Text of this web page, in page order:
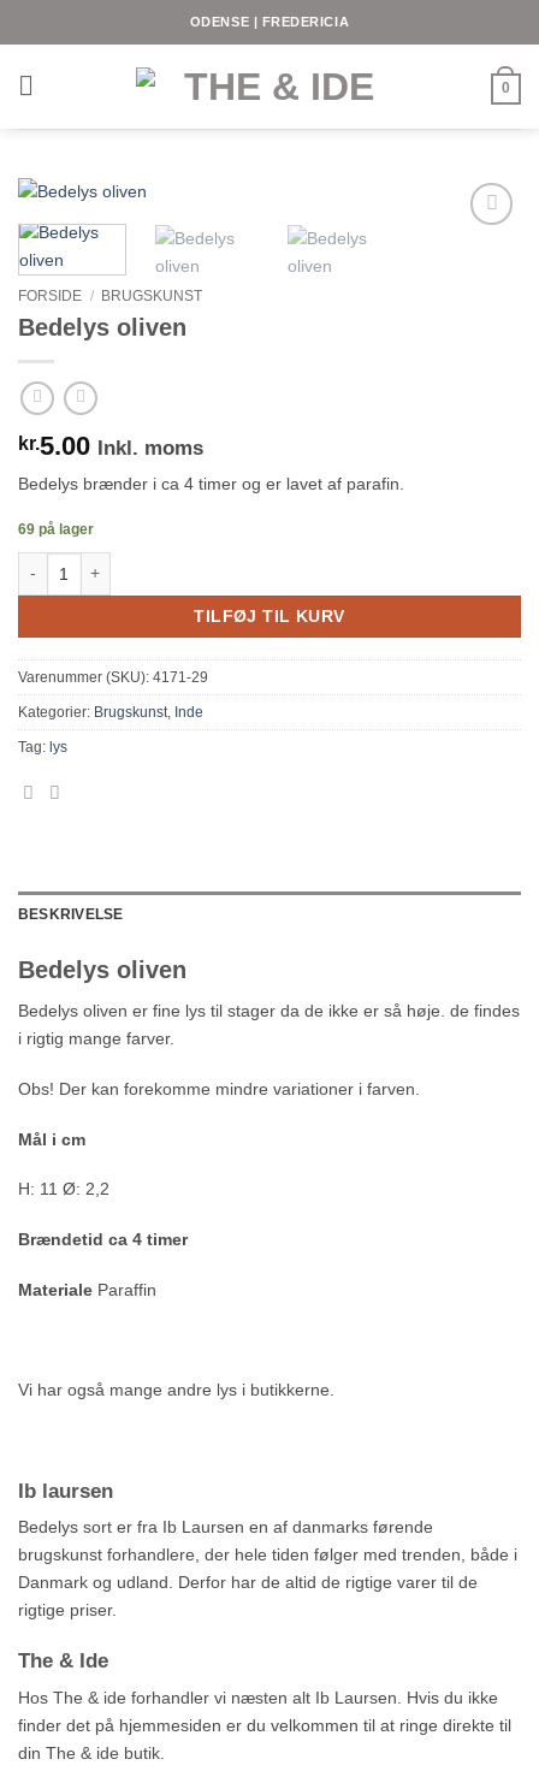
ODENSE | FREDERICIA
0
FORSIDE / BRUGSKUNST
Bedelys oliven
kr.5.00 Inkl. moms
Bedelys brænder i ca 4 timer og er lavet af parafin.
69 på lager
TILFØJ TIL KURV
Varenummer (SKU): 4171-29
Kategorier: Brugskunst, Inde
Tag: lys
BESKRIVELSE
Bedelys oliven
Bedelys oliven er fine lys til stager da de ikke er så høje. de findes
i rigtig mange farver.
Obs! Der kan forekomme mindre variationer i farven.
Mål i cm
H: 11 Ø: 2,2
Brændetid ca 4 timer
Materiale Paraffin
Vi har også mange andre lys i butikkerne.
Ib laursen
Bedelys sort er fra Ib Laursen en af danmarks førende
brugskunst forhandlere, der hele tiden følger med trenden, både i
Danmark og udland. Derfor har de altid de rigtige varer til de
rigtige priser.
The & Ide
Hos The & ide forhandler vi næsten alt Ib Laursen. Hvis du ikke
finder det på hjemmesiden er du velkommen til at ringe direkte til
din The & ide butik.